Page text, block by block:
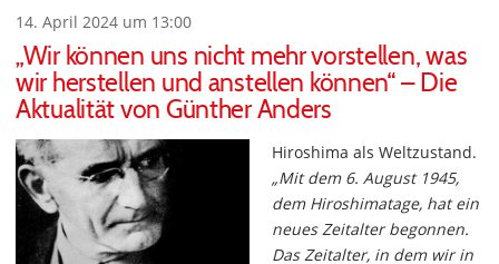
14. April 2024 um 13:00
„Wir können uns nicht mehr vorstellen, was
wir herstellen und anstellen können“ – Die
Aktualität von Günther Anders
Hiroshima als Weltzustand.
„Mit dem 6. August 1945,
dem Hiroshimatage, hat ein
neues Zeitalter begonnen.
Das Zeitalter, in dem wir in